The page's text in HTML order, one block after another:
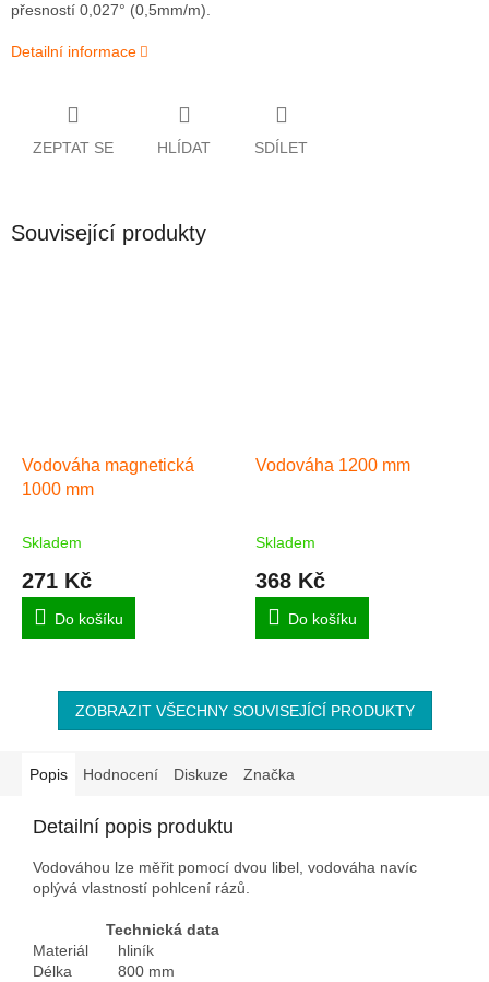
přesností 0,027° (0,5mm/m).
Detailní informace
ZEPTAT SE HLÍDAT SDÍLET
Související produkty
Vodováha magnetická
1000 mm
Skladem
271 Kč
Do košíku
Vodováha 1200 mm
Skladem
368 Kč
Do košíku
ZOBRAZIT VŠECHNY SOUVISEJÍCÍ PRODUKTY
Popis Hodnocení Diskuze Značka
Detailní popis produktu
Vodováhou lze měřit pomocí dvou libel, vodováha navíc
oplývá vlastností pohlcení rázů.
Technická data
Materiál
hliník
Délka
800 mm